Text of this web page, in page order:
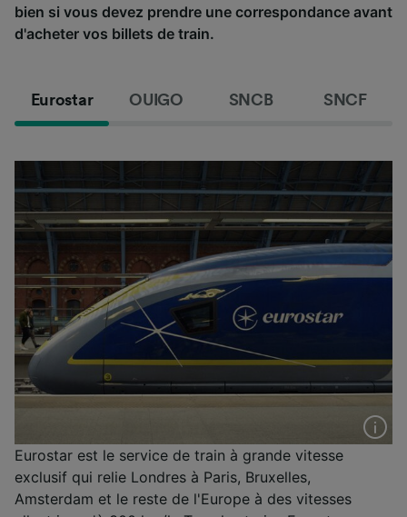
bien si vous devez prendre une correspondance avant
d'acheter vos billets de train.
Eurostar OUIGO SNCB SNCF
Eurostar est le service de train à grande vitesse
exclusif qui relie Londres à Paris, Bruxelles,
Amsterdam et le reste de l'Europe à des vitesses